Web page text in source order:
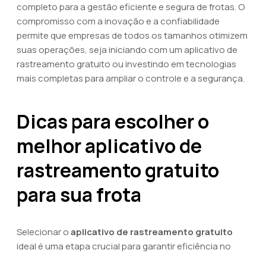
completo para a gestão eficiente e segura de frotas. O
compromisso com a inovação e a confiabilidade
permite que empresas de todos os tamanhos otimizem
suas operações, seja iniciando com um aplicativo de
rastreamento gratuito ou investindo em tecnologias
mais completas para ampliar o controle e a segurança.
Dicas para escolher o
melhor aplicativo de
rastreamento gratuito
para sua frota
Selecionar oaplicativo de rastreamento gratuito
ideal é uma etapa crucial para garantir eficiência no